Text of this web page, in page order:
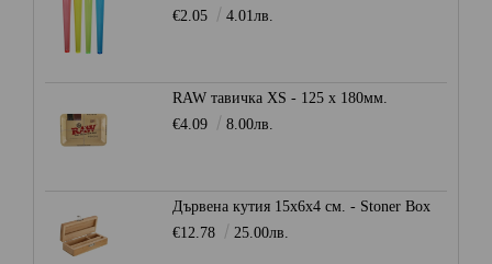
€2.05
4.01лв.
RAW тавичка XS - 125 x 180мм.
€4.09
8.00лв.
Дървена кутия 15x6x4 см. - Stoner Box
€12.78
25.00лв.